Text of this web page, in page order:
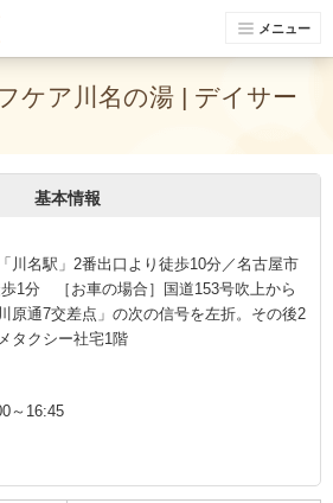
メニュー
ケア川名の湯 | デイサー
基本情報
川名駅」2番出口より徒歩10分／名古屋市
1分 ［お車の場合］国道153号吹上から
原通7交差点」の次の信号を左折。その後2
タクシー社宅1階
～16:45